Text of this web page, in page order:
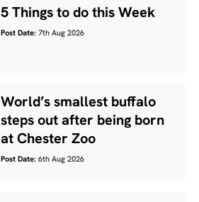
5 Things to do this Week
Post Date: 7th Aug 2026
World’s smallest buffalo
steps out after being born
at Chester Zoo
Post Date: 6th Aug 2026